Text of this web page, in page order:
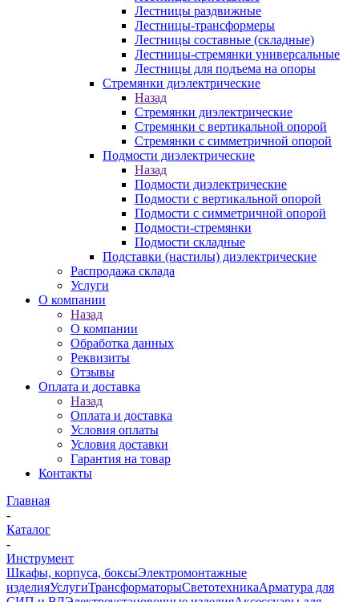
Лестницы раздвижные
Лестницы-трансформеры
Лестницы составные (складные)
Лестницы-стремянки универсальные
Лестницы для подъема на опоры
Стремянки диэлектрические
Назад
Стремянки диэлектрические
Стремянки с вертикальной опорой
Стремянки с симметричной опорой
Подмости диэлектрические
Назад
Подмости диэлектрические
Подмости с вертикальной опорой
Подмости с симметричной опорой
Подмости-стремянки
Подмости складные
Подставки (настилы) диэлектрические
Распродажа склада
Услуги
О компании
Назад
О компании
Обработка данных
Реквизиты
Отзывы
Оплата и доставка
Назад
Оплата и доставка
Условия оплаты
Условия доставки
Гарантия на товар
Контакты
Главная
-
Каталог
-
Инструмент
Шкафы, корпуса, боксыЭлектромонтажные
изделияУслугиТрансформаторыСветотехникаАрматура для